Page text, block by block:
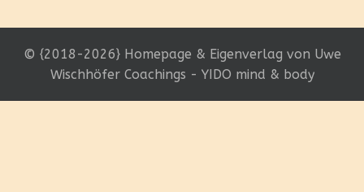
© {2018-2026} Homepage & Eigenverlag von Uwe
Wischhöfer Coachings - YIDO mind & body